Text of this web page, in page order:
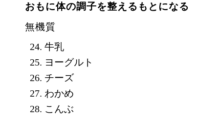
おもに体の調子を整えるもとになる
無機質
牛乳
ヨーグルト
チーズ
わかめ
こんぶ